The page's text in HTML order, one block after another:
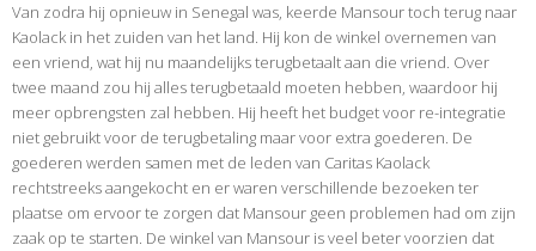
Van zodra hij opnieuw in Senegal was, keerde Mansour toch terug naar
Kaolack in het zuiden van het land. Hij kon de winkel overnemen van
een vriend, wat hij nu maandelijks terugbetaalt aan die vriend. Over
twee maand zou hij alles terugbetaald moeten hebben, waardoor hij
meer opbrengsten zal hebben. Hij heeft het budget voor re-integratie
niet gebruikt voor de terugbetaling maar voor extra goederen. De
goederen werden samen met de leden van Caritas Kaolack
rechtstreeks aangekocht en er waren verschillende bezoeken ter
plaatse om ervoor te zorgen dat Mansour geen problemen had om zijn
zaak op te starten. De winkel van Mansour is veel beter voorzien dat